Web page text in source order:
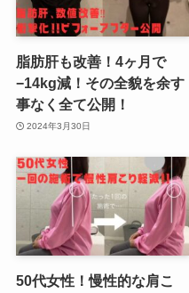
脂肪肝も改善！4ヶ月で
−14kg減！その全貌を余す
事なく全て公開！
2024年3月30日
50代女性！慢性的な肩こ